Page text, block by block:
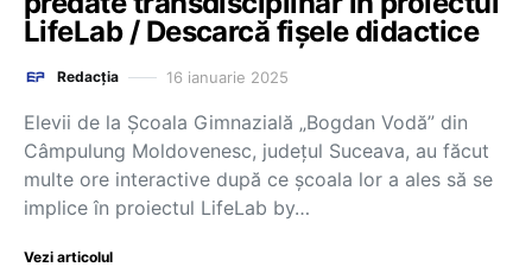
LifeLab / Descarcă fișele didactice
Redacția 16 ianuarie 2025
Elevii de la Școala Gimnazială „Bogdan Vodă” din
Câmpulung Moldovenesc, județul Suceava, au făcut
multe ore interactive după ce școala lor a ales să se
implice în proiectul LifeLab by…
Vezi articolul